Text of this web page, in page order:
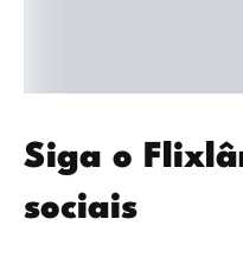
Siga o
sociais